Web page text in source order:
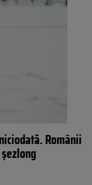
Românii